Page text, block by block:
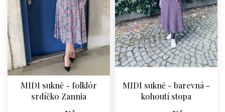
d
u
k
ů
MIDI sukně - folklór
srdíčko Zannia
MIDI sukně - barevná -
kohoutí stopa